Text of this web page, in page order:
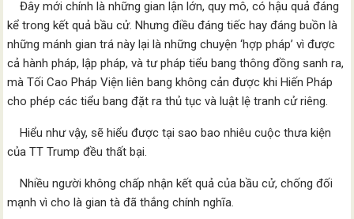
Đây mới chính là những gian lận lớn, quy mô, có hậu quả đáng
kể trong kết quả bầu cử. Nhưng điều đáng tiếc hay đáng buồn là
những mánh gian trá này lại là những chuyện ‘hợp pháp’ vì được
cả hành pháp, lập pháp, và tư pháp tiểu bang thông đồng sanh ra,
mà Tối Cao Pháp Viện liên bang không cản được khi Hiến Pháp
cho phép các tiểu bang đặt ra thủ tục và luật lệ tranh cử riêng.
Hiểu như vậy, sẽ hiểu được tại sao bao nhiêu cuộc thưa kiện
của TT Trump đều thất bại.
Nhiều người không chấp nhận kết quả của bầu cử, chống đối
mạnh vì cho là gian tà đã thắng chính nghĩa.